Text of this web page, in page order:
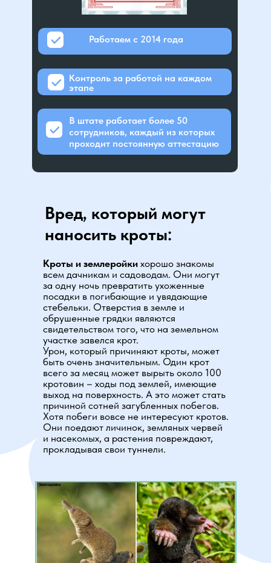
Работаем с 2014 года
Контроль за работой на каждом
этапе
В штате работает более 50
сотрудников, каждый из которых
проходит постоянную аттестацию
Вред, который могут
наносить кроты:
Кроты и землеройки хорошо знакомы
всем дачникам и садоводам. Они могут
за одну ночь превратить ухоженные
посадки в погибающие и увядающие
стебельки. Отверстия в земле и
обрушенные грядки являются
свидетельством того, что на земельном
участке завелся крот.
Урон, который причиняют кроты, может
быть очень значительным. Один крот
всего за месяц может вырыть около 100
кротовин – ходы под землей, имеющие
выход на поверхность. А это может стать
причиной сотней загубленных побегов.
Хотя побеги вовсе не интересуют кротов.
Они поедают личинок, земляных червей
и насекомых, а растения повреждают,
прокладывая свои туннели.